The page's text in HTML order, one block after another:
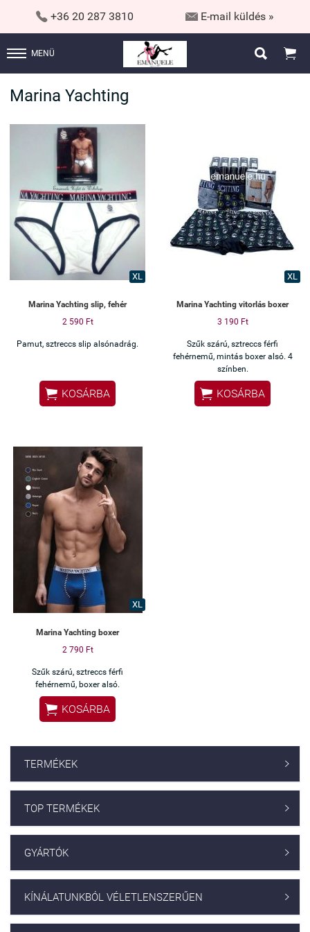
 +36 20 287 3810  E-mail küldés »
MENÜ  
Marina Yachting
XL
Marina Yachting slip, fehér
2 590 Ft
Pamut, sztreccs slip alsónadrág.
 KOSÁRBA
XL
Marina Yachting vitorlás boxer
3 190 Ft
Szűk szárú, sztreccs férfi
fehérnemű, mintás boxer alsó. 4
színben.
 KOSÁRBA
XL
Marina Yachting boxer
2 790 Ft
Szűk szárú, sztreccs férfi
fehérnemű, boxer alsó.
 KOSÁRBA
TERMÉKEK 
TOP TERMÉKEK 
GYÁRTÓK 
KÍNÁLATUNKBÓL VÉLETLENSZERŰEN 